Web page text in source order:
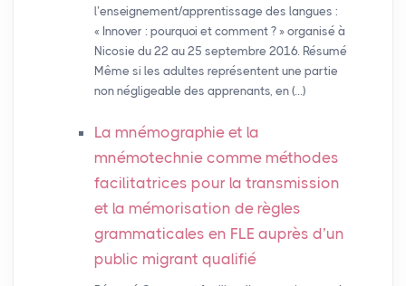
l’enseignement/apprentissage des langues :
« Innover : pourquoi et comment ? » organisé à
Nicosie du 22 au 25 septembre 2016. Résumé
Même si les adultes représentent une partie
non négligeable des apprenants, en (…)
La mnémographie et la
mnémotechnie comme méthodes
facilitatrices pour la transmission
et la mémorisation de règles
grammaticales en FLE auprès d’un
public migrant qualifié